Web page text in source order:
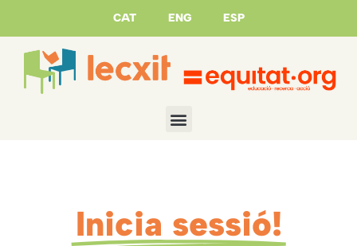
CAT ENG ESP
Inicia sessió!